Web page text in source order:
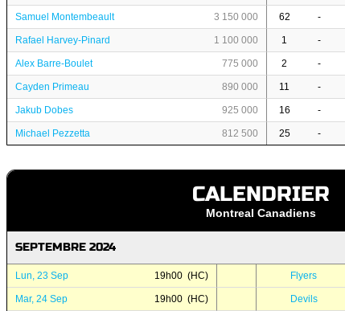
Samuel Montembeault 3 150 000 62 -
Rafael Harvey-Pinard 1 100 000 1 -
Alex Barre-Boulet 775 000 2 -
Cayden Primeau 890 000 11 -
Jakub Dobes 925 000 16 -
Michael Pezzetta 812 500 25 -
CALENDRIER
Montreal Canadiens
SEPTEMBRE 2024
Lun, 23 Sep 19h00 (HC) Flyers
Mar, 24 Sep 19h00 (HC) Devils